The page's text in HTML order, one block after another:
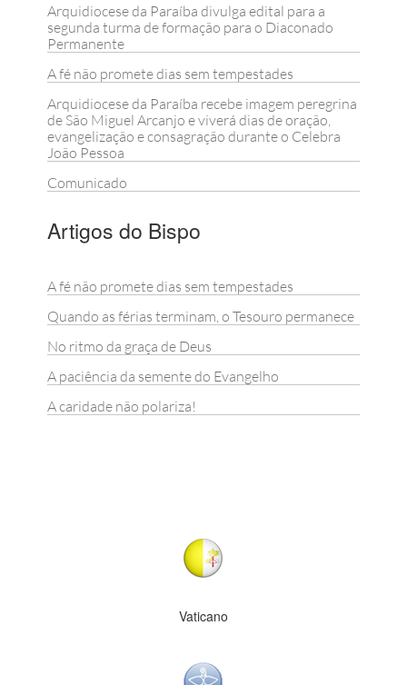
Arquidiocese da Paraíba divulga edital para a
segunda turma de formação para o Diaconado
Permanente
A fé não promete dias sem tempestades
Arquidiocese da Paraíba recebe imagem peregrina
de São Miguel Arcanjo e viverá dias de oração,
evangelização e consagração durante o Celebra
João Pessoa
Comunicado
Artigos do Bispo
A fé não promete dias sem tempestades
Quando as férias terminam, o Tesouro permanece
No ritmo da graça de Deus
A paciência da semente do Evangelho
A caridade não polariza!
Vaticano